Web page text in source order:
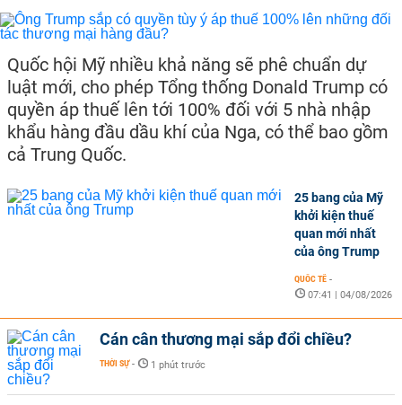
Quốc hội Mỹ nhiều khả năng sẽ phê chuẩn dự
luật mới, cho phép Tổng thống Donald Trump có
quyền áp thuế lên tới 100% đối với 5 nhà nhập
khẩu hàng đầu dầu khí của Nga, có thể bao gồm
cả Trung Quốc.
25 bang của Mỹ
khởi kiện thuế
quan mới nhất
của ông Trump
QUỐC TẾ -
07:41 | 04/08/2026
Cán cân thương mại sắp đổi chiều?
THỜI SỰ - 1 phút trước